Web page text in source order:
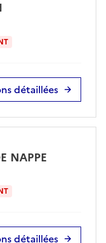
détaillées
NAPPE
détaillées